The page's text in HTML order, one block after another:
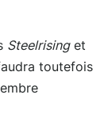
Steelrisinget
toutefois